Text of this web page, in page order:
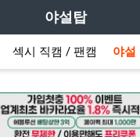
야설탑
섹시 직캠 / 팬캠 야설